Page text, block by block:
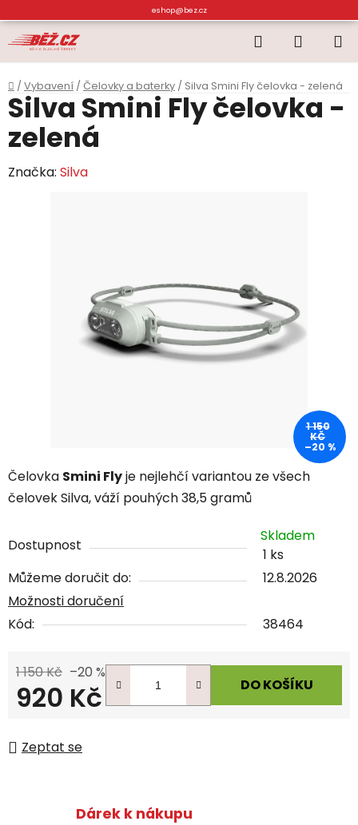
na
obsah
eshop@bez.cz
Hledat
KOŠÍK
Domů
/ Vybavení / Čelovky a baterky / Silva Smini Fly čelovka - zelená
Čelovka Smini Flyje nejlehčí variantou ze všech
čelovek Silva, váží pouhých 38,5 gramů
Dostupnost
Skladem
1 ks
Můžeme doručit do:
12.8.2026
Možnosti doručení
Kód:
38464
1 150 Kč –20 %
920 Kč DO KOŠÍKU
Zeptat se
Silva Smini Fly čelovka -
zelená
Značka: Silva
1 150
KČ
–20 %
Dárek k nákupu